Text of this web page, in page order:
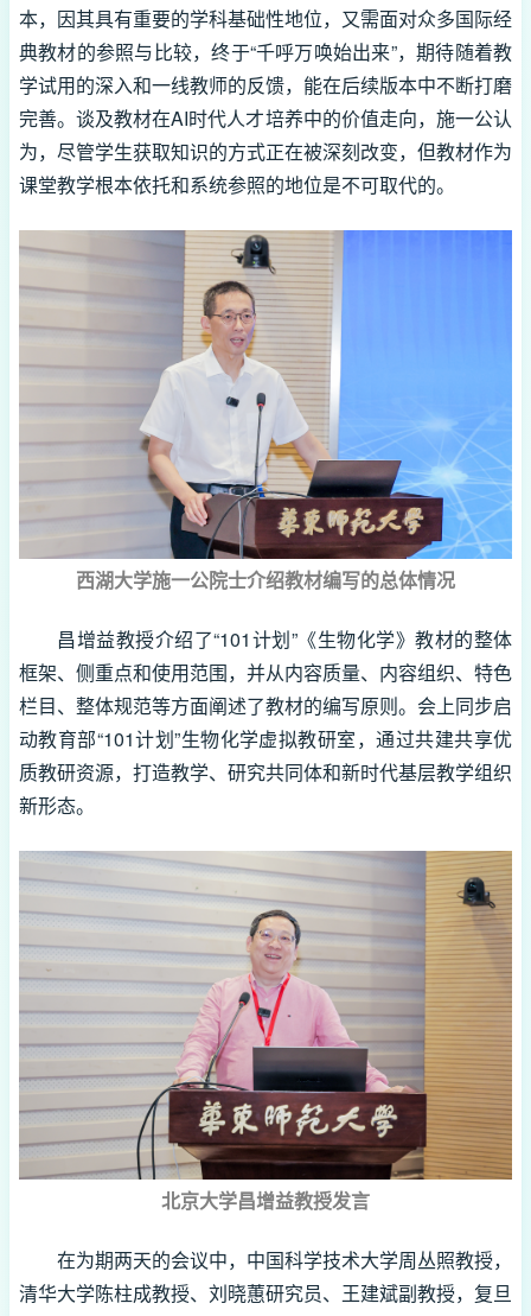
本，因其具有重要的学科基础性地位，又需面对众多国际经
典教材的参照与比较，终于“千呼万唤始出来”，期待随着教
学试用的深入和一线教师的反馈，能在后续版本中不断打磨
完善。谈及教材在AI时代人才培养中的价值走向，施一公认
为，尽管学生获取知识的方式正在被深刻改变，但教材作为
课堂教学根本依托和系统参照的地位是不可取代的。
西湖大学施一公院士介绍教材编写的总体情况
昌增益教授介绍了“101计划”《生物化学》教材的整体
框架、侧重点和使用范围，并从内容质量、内容组织、特色
栏目、整体规范等方面阐述了教材的编写原则。会上同步启
动教育部“101计划”生物化学虚拟教研室，通过共建共享优
质教研资源，打造教学、研究共同体和新时代基层教学组织
新形态。
北京大学昌增益教授发言
在为期两天的会议中，中国科学技术大学周丛照教授，
清华大学陈柱成教授、刘晓蕙研究员、王建斌副教授，复旦